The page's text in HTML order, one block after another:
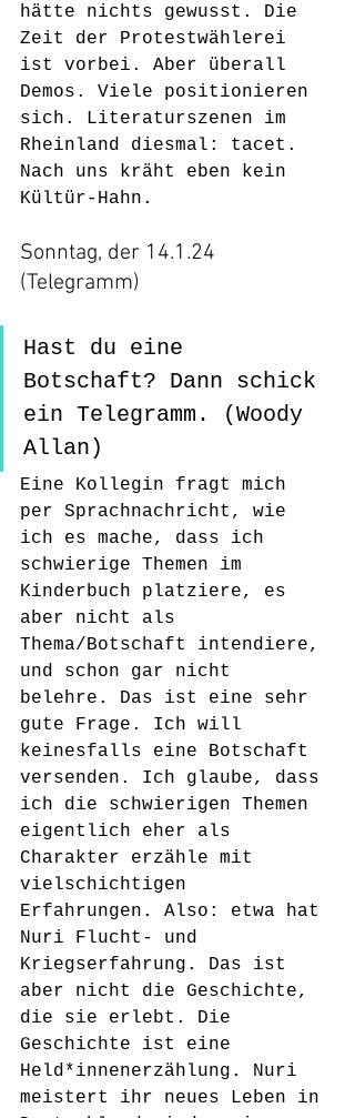
hätte nichts gewusst. Die
Zeit der Protestwählerei
ist vorbei. Aber überall
Demos. Viele positionieren
sich. Literaturszenen im
Rheinland diesmal: tacet.
Nach uns kräht eben kein
Kültür-Hahn.
Sonntag, der 14.1.24
(Telegramm)
Hast du eine
Botschaft? Dann schick
ein Telegramm. (Woody
Allan)
Eine Kollegin fragt mich
per Sprachnachricht, wie
ich es mache, dass ich
schwierige Themen im
Kinderbuch platziere, es
aber nicht als
Thema/Botschaft intendiere,
und schon gar nicht
belehre. Das ist eine sehr
gute Frage. Ich will
keinesfalls eine Botschaft
versenden. Ich glaube, dass
ich die schwierigen Themen
eigentlich eher als
Charakter erzähle mit
vielschichtigen
Erfahrungen. Also: etwa hat
Nuri Flucht- und
Kriegserfahrung. Das ist
aber nicht die Geschichte,
die sie erlebt. Die
Geschichte ist eine
Held*innenerzählung. Nuri
meistert ihr neues Leben in